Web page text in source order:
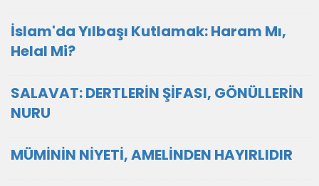
İslam'da Yılbaşı Kutlamak: Haram Mı,
Helal Mi?
SALAVAT: DERTLERİN ŞİFASI, GÖNÜLLERİN
NURU
MÜMİNİN NİYETİ, AMELİNDEN HAYIRLIDIR